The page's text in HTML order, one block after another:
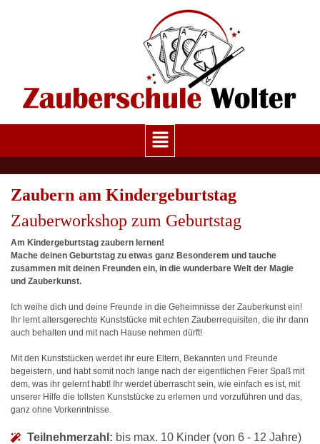
Zaubern am Kindergeburtstag
Zauberworkshop zum Geburtstag
Am Kindergeburtstag zaubern lernen!
Mache deinen Geburtstag zu etwas ganz Besonderem und tauche
zusammen mit deinen Freunden ein, in die wunderbare Welt der Magie
und Zauberkunst.
Ich weihe dich und deine Freunde in die Geheimnisse der Zauberkunst ein!
Ihr lernt altersgerechte Kunststücke mit echten Zauberrequisiten, die ihr dann
auch behalten und mit nach Hause nehmen dürft!
Mit den Kunststücken werdet ihr eure Eltern, Bekannten und Freunde
begeistern, und habt somit noch lange nach der eigentlichen Feier Spaß mit
dem, was ihr gelernt habt! Ihr werdet überrascht sein, wie einfach es ist, mit
unserer Hilfe die tollsten Kunststücke zu erlernen und vorzuführen und das,
ganz ohne Vorkenntnisse.
Teilnehmerzahl: bis max. 10 Kinder (von 6 - 12 Jahre)